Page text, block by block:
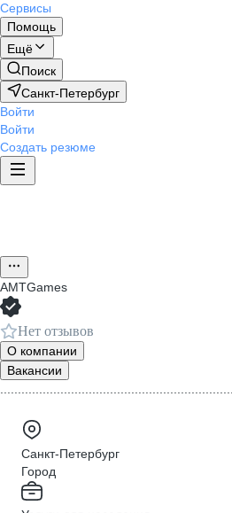
Сервисы
Помощь
Ещё
Поиск
Санкт-Петербург
Войти
Войти
Создать резюме
AMTGames
Нет отзывов
О компании
Вакансии
Санкт-Петербург
Город